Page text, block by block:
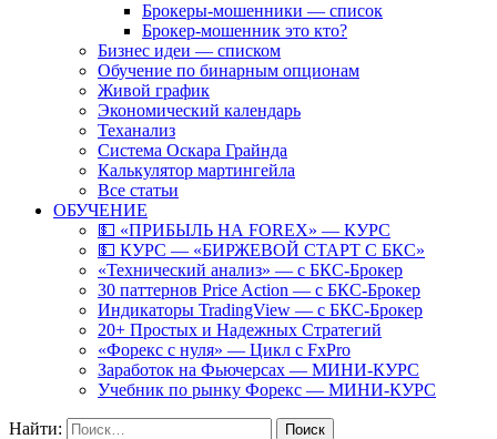
Брокеры-мошенники — список
Брокер-мошенник это кто?
Бизнес идеи — списком
Обучение по бинарным опционам
Живой график
Экономический календарь
Теханализ
Система Оскара Грайнда
Калькулятор мартингейла
Все статьи
ОБУЧЕНИЕ
💵 «ПРИБЫЛЬ НА FOREX» — КУРС
💵 КУРС — «БИРЖЕВОЙ СТАРТ С БКС»
«Технический анализ» — с БКС-Брокер
30 паттернов Price Action — с БКС-Брокер
Индикаторы TradingView — с БКС-Брокер
20+ Простых и Надежных Стратегий
«Форекс с нуля» — Цикл с FxPro
Заработок на Фьючерсах — МИНИ-КУРС
Учебник по рынку Форекс — МИНИ-КУРС
Найти: